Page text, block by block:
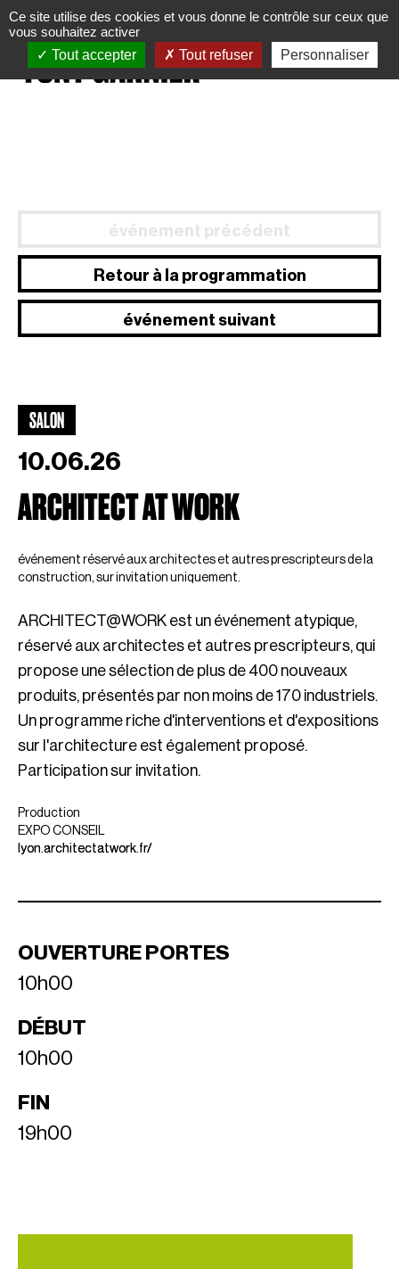
événement précédent
Retour à la programmation
événement suivant
SALON
10.06.26
ARCHITECT AT WORK
événement réservé aux architectes et autres prescripteurs de la
construction, sur invitation uniquement.
ARCHITECT@WORK est un événement atypique,
réservé aux architectes et autres prescripteurs, qui
propose une sélection de plus de 400 nouveaux
produits, présentés par non moins de 170 industriels.
Un programme riche d'interventions et d'expositions
sur l'architecture est également proposé.
Participation sur invitation.
Production
EXPO CONSEIL
lyon.architectatwork.fr/
OUVERTURE PORTES
10h00
DÉBUT
10h00
FIN
19h00
Panneau de gestion des cookies
Ce site utilise des cookies et vous donne le contrôle sur ceux que
vous souhaitez activer
Tout accepter
Tout refuser Personnaliser